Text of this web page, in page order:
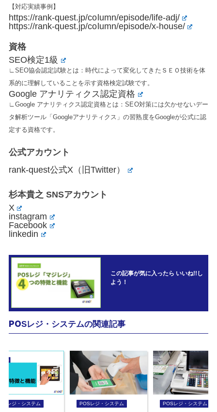
【対応実績事例】
https://rank-quest.jp/column/episode/life-adj/
https://rank-quest.jp/column/episode/x-house/
資格
SEO検定1級
∟SEO協会認定試験とは：時代によって変化してきたＳＥＯ技術を体
系的に理解していることを示す資格検定試験です。
Google アナリティクス認定資格
∟Google アナリティクス認定資格とは：SEO対策には欠かせないデー
タ解析ツール「Googleアナリティクス」の習熟度をGoogleが公式に認
定する資格です。
公式アカウント
rank-quest公式X（旧Twitter）
杉本貴之 SNSアカウント
X
instagram
Facebook
linkedin
この記事が気に入ったら いいね!!し
よう！
POSレジ・システムの関連記事
レジ・システム POSレジ・システム POSレジ・システム